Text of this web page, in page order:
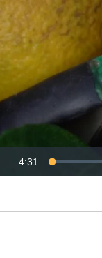
Duration
4:31 Loaded:
0%
Progress:
0%